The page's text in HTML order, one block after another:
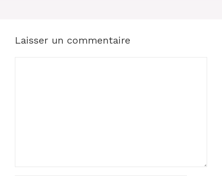
Laisser un commentaire